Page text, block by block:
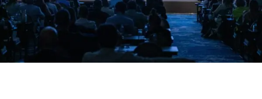
servislerinden ya
dahttps://mybmw.bmw.com.tr/garanti-guvence-
paketleri?pkg=3
adresinden online olarak bu işlemi
gerçekleştirebiliyor.